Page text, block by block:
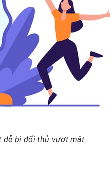
dễ bị đối thủ vượt mặt